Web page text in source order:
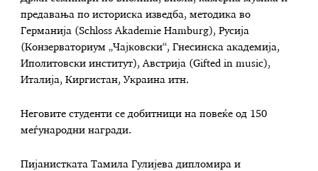
предавања по историска изведба, методика во
Германија (Schloss Akademie Hamburg), Русија
(Конзерваториум „Чајковски“, Гнесинска академија,
Иполитовски институт), Австрија (Gifted in music),
Италија, Киргистан, Украина итн.
Неговите студенти се добитници на повеќе од 150
меѓународни награди.
Пијанистката Тамила Гулијева дипломира и